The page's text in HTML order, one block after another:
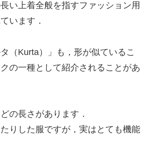
い上着全般を指すファッション用
います．
（Kurta）」も，形が似ているこ
の一種として紹介されることがあ
の長さがあります．
りした服ですが，実はとても機能